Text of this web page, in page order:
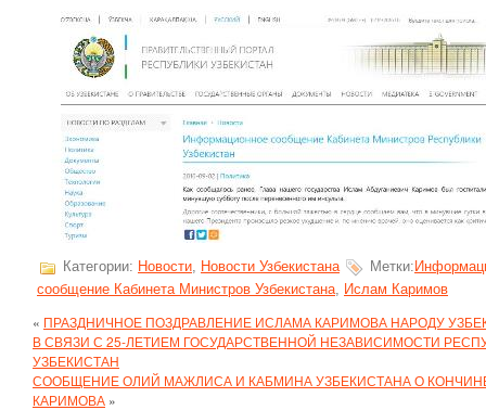
Категории: Новости, Новости Узбекистана Метки:
сообщение Кабинета Министров Узбекистана Ислам Каримов
« ПРАЗДНИЧНОЕ ПОЗДРАВЛЕНИЕ ИСЛАМА КАРИМОВА НАРОДУ
В СВЯЗИ С 25-ЛЕТИЕМ ГОСУДАРСТВЕННОЙ НЕЗАВИСИМОСТИ
УЗБЕКИСТАН
СООБЩЕНИЕ ОЛИЙ МАЖЛИСА И КАБМИНА УЗБЕКИСТАНА О
КАРИМОВА »